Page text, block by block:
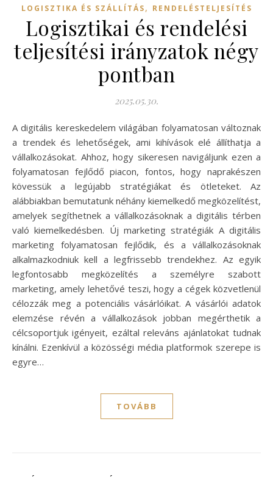
LOGISZTIKA ÉS SZÁLLÍTÁS, RENDELÉSTELJESÍTÉS
Logisztikai és rendelési
teljesítési irányzatok négy
pontban
2025.05.30.
A digitális kereskedelem világában folyamatosan változnak
a trendek és lehetőségek, ami kihívások elé állíthatja a
vállalkozásokat. Ahhoz, hogy sikeresen navigáljunk ezen a
folyamatosan fejlődő piacon, fontos, hogy naprakészen
kövessük a legújabb stratégiákat és ötleteket. Az
alábbiakban bemutatunk néhány kiemelkedő megközelítést,
amelyek segíthetnek a vállalkozásoknak a digitális térben
való kiemelkedésben. Új marketing stratégiák A digitális
marketing folyamatosan fejlődik, és a vállalkozásoknak
alkalmazkodniuk kell a legfrissebb trendekhez. Az egyik
legfontosabb megközelítés a személyre szabott
marketing, amely lehetővé teszi, hogy a cégek közvetlenül
célozzák meg a potenciális vásárlóikat. A vásárlói adatok
elemzése révén a vállalkozások jobban megérthetik a
célcsoportjuk igényeit, ezáltal releváns ajánlatokat tudnak
kínálni. Ezenkívül a közösségi média platformok szerepe is
egyre…
TOVÁBB